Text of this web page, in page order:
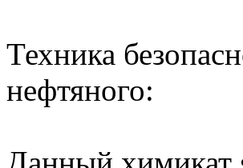
Техника
нефтяного: